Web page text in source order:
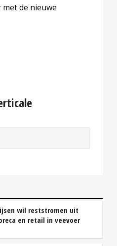
de nieuwe
wil reststromen uit
en retail in veevoer